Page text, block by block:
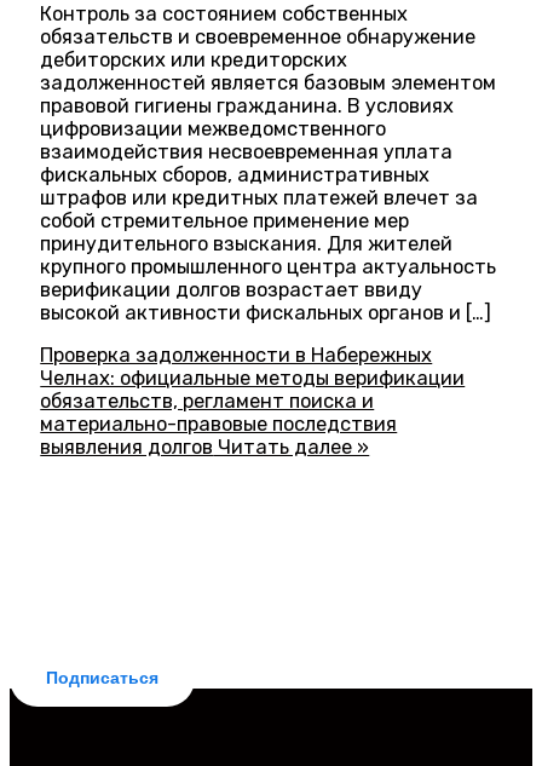
Контроль за состоянием собственных
обязательств и своевременное обнаружение
дебиторских или кредиторских
задолженностей является базовым элементом
правовой гигиены гражданина. В условиях
цифровизации межведомственного
взаимодействия несвоевременная уплата
фискальных сборов, административных
штрафов или кредитных платежей влечет за
собой стремительное применение мер
принудительного взыскания. Для жителей
крупного промышленного центра актуальность
верификации долгов возрастает ввиду
высокой активности фискальных органов и […]
Проверка задолженности в Набережных
Челнах: официальные методы верификации
обязательств, регламент поиска и
материально-правовые последствия
выявления долгов Читать далее »
Подписаться